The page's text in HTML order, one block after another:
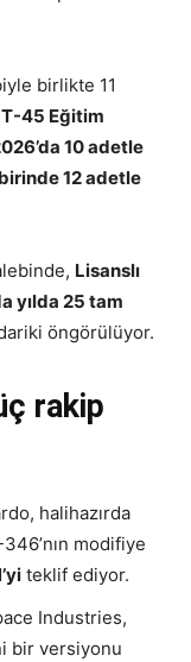
birlikte 11
T-45 Eğitim
10 adetle
12 adetle
Lisanslı
yılda 25 tam
öngörülüyor.
rakip
halihazırda
modifiye
teklif ediyor.
Industries,
bir versiyonu